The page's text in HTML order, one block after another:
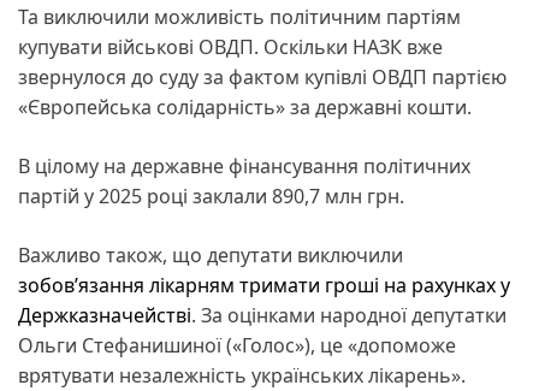
Та виключили можливість політичним партіям
купувати військові ОВДП. Оскільки НАЗК вже
звернулося до суду за фактом купівлі ОВДП партією
«Європейська солідарність» за державні кошти.
В цілому на державне фінансування політичних
партій у 2025 році заклали 890,7 млн грн.
Важливо також, що депутати виключили
зобов’язання лікарням тримати гроші на рахунках у
Держказначействі. За оцінками народної депутатки
Ольги Стефанишиної («Голос»), це «допоможе
врятувати незалежність українських лікарень».